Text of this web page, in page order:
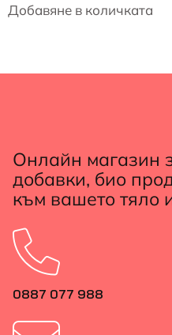
Добавяне в количката
Онлайн магазин
добавки, био
към вашето тяло
0887 077 988